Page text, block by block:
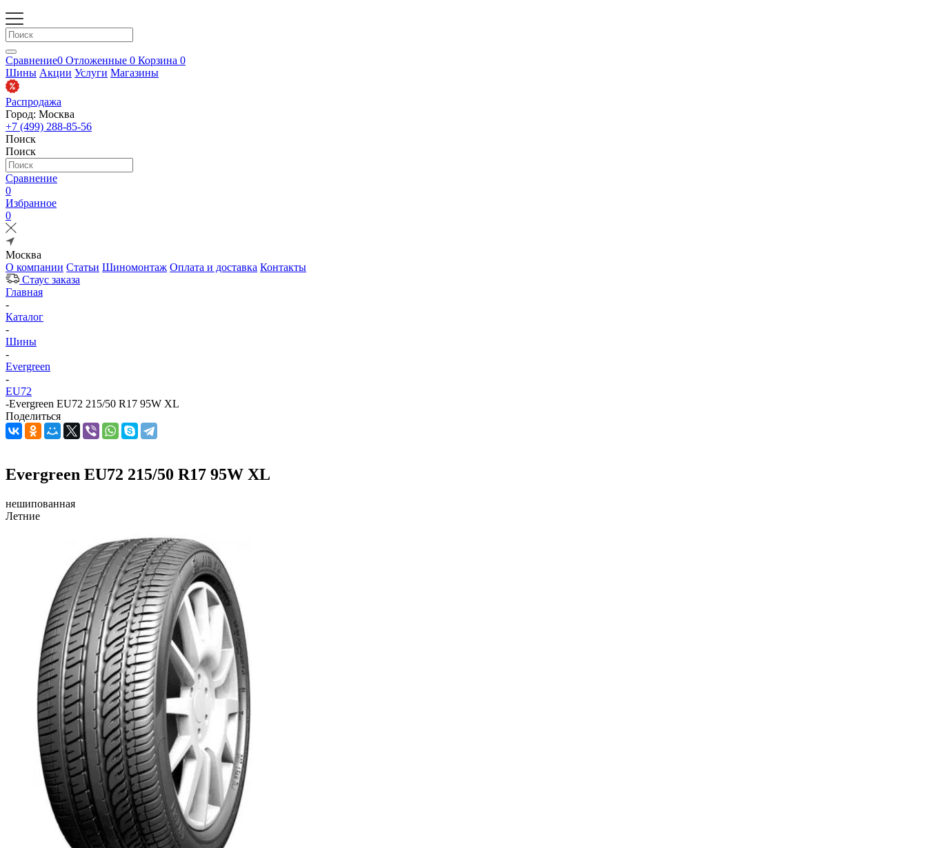
Сравнение0 Отложенные 0 Корзина 0
Шины Акции Услуги Магазины
Распродажа
Город: Москва
+7 (499) 288-85-56
Поиск
Поиск
Сравнение
0
Избранное
0
Москва
О компании Статьи Шиномонтаж Оплата и доставка Контакты
Стаус заказа
Главная
-
Каталог
-
Шины
-
Evergreen
-
EU72
-Evergreen EU72 215/50 R17 95W XL
Поделиться
Evergreen EU72 215/50 R17 95W XL
нешипованная
Летние